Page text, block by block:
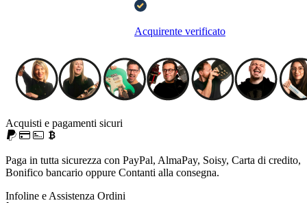
Acquirente verificato
Acquisti e pagamenti sicuri
Paga in tutta sicurezza con PayPal, AlmaPay, Soisy, Carta di credito,
Bonifico bancario oppure Contanti alla consegna.
Infoline e Assistenza Ordini